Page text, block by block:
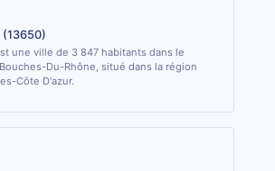
une ville de 3 847 habitants dans le
Du-Rhône, situé dans la région
Côte D'azur.